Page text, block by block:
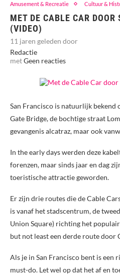
Amusement & Recreatie Cultuur &
MET DE CABLE CAR DOOR
(VIDEO)
11 jaren geleden door
Redactie
metGeen reacties
San Francisco is natuurlijk bekend
Gate Bridge, de bochtige straat
gevangenis alcatraz, maar ook
In the early days werden deze
forenzen, maar sinds jaar en dag
toeristische attractie geworden.
Er zijn drie routes die de Cable
is vanaf het stadscentrum, de
Union Square) richting het
but not least een derde route door
Als je in San Francisco bent is een
must-do. Let wel op dat het af en